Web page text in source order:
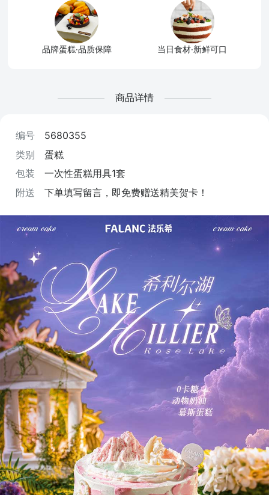
品牌蛋糕·品质保障 当日食材·新鲜可口
商品详情
编号
5680355
类别
蛋糕
包装
一次性蛋糕用具1套
附送
下单填写留言，即免费赠送精美贺卡！